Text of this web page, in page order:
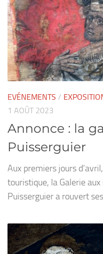
EVÉNEMENTS /
1 AOÛT 2023
Annonce : la
Puisserguier
Aux premiers jours
touristique, la Galerie
Puisserguier a rouvert